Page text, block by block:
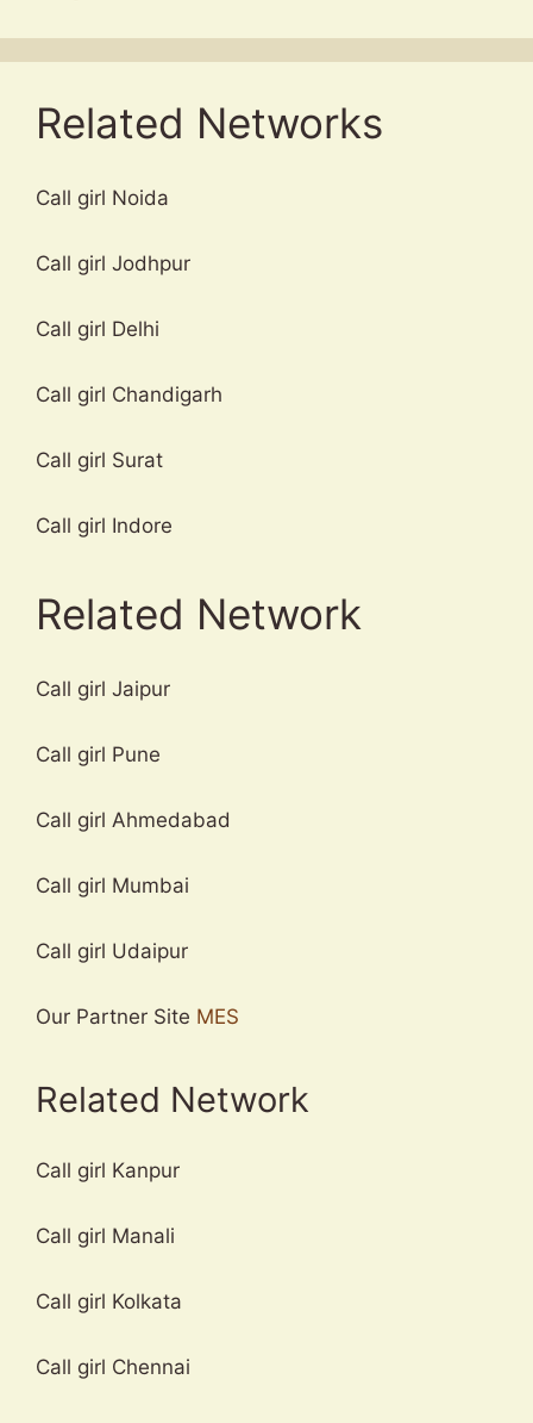
Related Networks
Call girl Noida
Call girl Jodhpur
Call girl Delhi
Call girl Chandigarh
Call girl Surat
Call girl Indore
Related Network
Call girl Jaipur
Call girl Pune
Call girl Ahmedabad
Call girl Mumbai
Call girl Udaipur
Our Partner Site MES
Related Network
Call girl Kanpur
Call girl Manali
Call girl Kolkata
Call girl Chennai